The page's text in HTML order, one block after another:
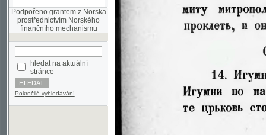
hledat na aktuální
stránce
Pokročilé vyhledávání